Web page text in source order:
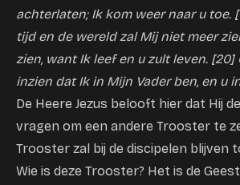
achterlaten; Ik kom weer naar u toe.
tijd en de wereld zal Mij niet meer
zien, want Ik leef en u zult leven. [20]
inzien dat Ik in Mijn Vader ben, en u
De Heere Jezus belooft hier dat Hij
vragen om een andere Trooster te
Trooster zal bij de discipelen blijven
Wie is deze Trooster? Het is de